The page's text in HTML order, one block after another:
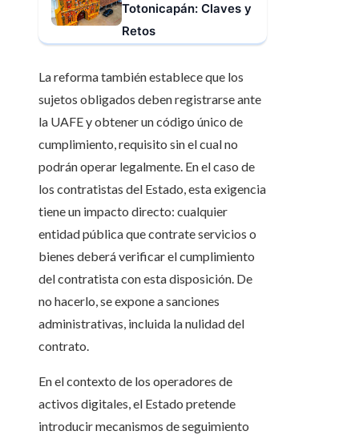
Totonicapán: Claves y
Retos
La reforma también establece que los
sujetos obligados deben registrarse ante
la UAFE y obtener un código único de
cumplimiento, requisito sin el cual no
podrán operar legalmente. En el caso de
los contratistas del Estado, esta exigencia
tiene un impacto directo: cualquier
entidad pública que contrate servicios o
bienes deberá verificar el cumplimiento
del contratista con esta disposición. De
no hacerlo, se expone a sanciones
administrativas, incluida la nulidad del
contrato.
En el contexto de los operadores de
activos digitales, el Estado pretende
introducir mecanismos de seguimiento